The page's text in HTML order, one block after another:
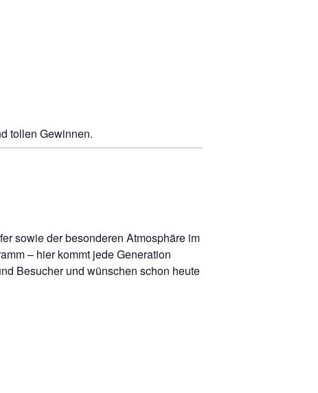
tollen Gewinnen.
sowie der besonderen Atmosphäre im
– hier kommt jede Generation
Besucher und wünschen schon heute